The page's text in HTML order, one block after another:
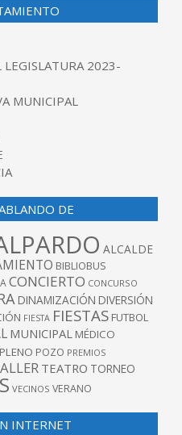
2023-
MUNICIPAL
DE
ALCALDE
BIBLIOBUS
CONCIERTO CONCURSO
DINAMIZACIÓN DIVERSIÓN
FIESTA FIESTAS FUTBOL
MUNICIPAL MÉDICO
PLENO POZO PREMIOS
TEATRO TORNEO
VECINOS VERANO
INTERNET